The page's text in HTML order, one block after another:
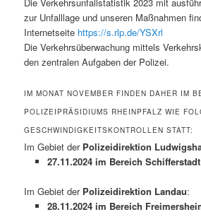
zur Unfalllage und unseren Maßnahmen
Internetseite https://s.rlp.de/YSXrl
Die Verkehrsüberwachung mittels
den zentralen Aufgaben der Polizei.
IM MONAT NOVEMBER FINDEN DAHER IM
POLIZEIPRÄSIDIUMS RHEINPFALZ WIE
GESCHWINDIGKEITSKONTROLLEN STATT:
Im Gebiet der Polizeidirektion
27.11.2024 im Bereich Schifferstadt
Im Gebiet der Polizeidirektion Landau:
28.11.2024 im Bereich